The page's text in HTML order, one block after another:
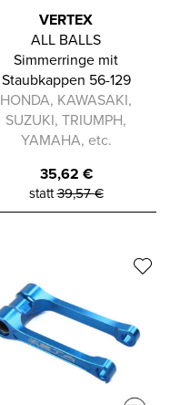
VERTEX
ALL BALLS
Simmerringe mit
Staubkappen 56-129
HONDA, KAWASAKI,
SUZUKI, TRIUMPH,
YAMAHA, etc.
35,62 €
statt39,57€